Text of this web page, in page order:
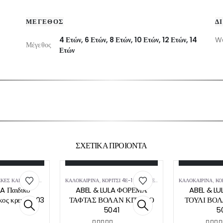
ΜΕΓΕΘΟΣ
Μέγεθος
4 Ετών, 6 Ετών, 8 Ετών, 10 Ετών, 12 Ετών, 14
Ετών
ΣΧΕΤΙΚΑ ΠΡΟΙΟΝΤΑ
ΚΑΙ ΚΟΚΚΑΛΆΚΙΑ
Παιδικό
κρεμ 5403
το
προϊόν
έχει
πολλαπλές
παραλλαγές.
το
προϊόν
έχει
πολλαπλές
παραλλαγές.
ΚΑΛΟΚΑΙΡΙΝΆ, ΚΟΡΙΤΣΙ 4Ε-16Ε,ΦΟΡΈΜΑΤΑ
ABEL & LULA ΦΟΡΕΜΑ
ΤΑΦΤΑΣ ΒΟΛΑΝ ΚΙΤΡΙΝΟ
5041
το
προϊόν
έχει
πολλαπλές
παραλλαγές.
το
προϊόν
έχει
πολλαπλές
παραλλαγές.
ΚΑΛΟΚΑΙΡΙΝΆ,
ABEL &
ΤΟΥΛΙ